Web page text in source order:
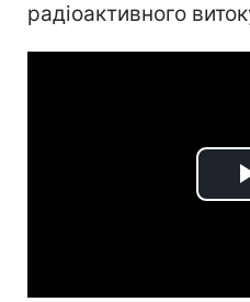
радіоактивного